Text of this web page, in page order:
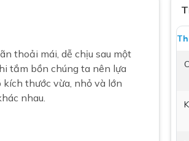
hãng
lượng
cấp
thoải mái, dễ chịu sau một
tắm bồn chúng ta nên lựa
kích thước vừa, nhỏ và lớn
nhau.